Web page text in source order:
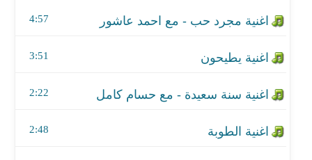
4:57
3:51
2:22
2:48
اغنية ضيعتي العشرة - مع ضياء الميالي
اغنية منخبط وية الدم